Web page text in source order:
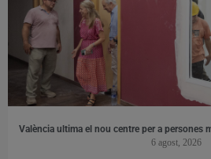
València ultima el nou centre per a persones
6 agost, 2026